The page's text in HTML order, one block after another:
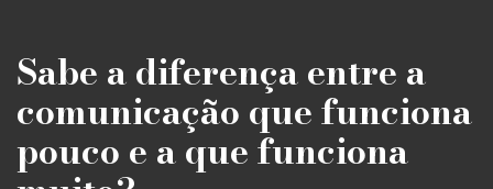
Sabe a diferença entre a
comunicação que funciona
pouco e a que funciona